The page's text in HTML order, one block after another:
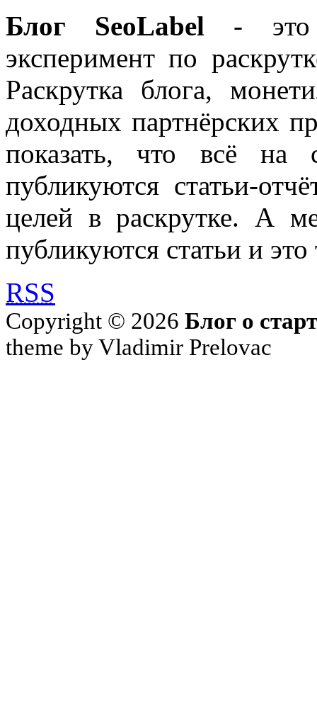
Блог SeoLabel - это
эксперимент по
Раскрутка блога,
доходных партнёрских
показать, что всё на
публикуются статьи-
целей в раскрутке. А
публикуются статьи и
RSS
Copyright © 2026 Блог о
theme by Vladimir Prelovac